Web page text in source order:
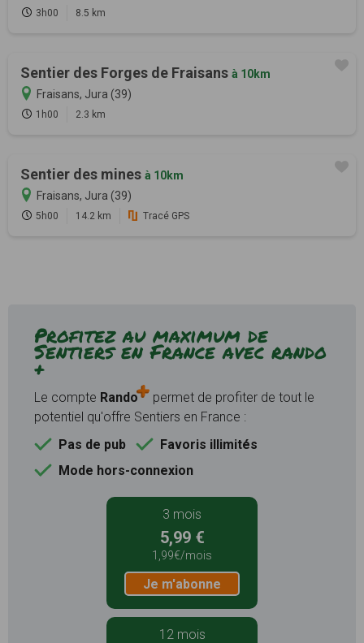
3h00 8.5 km
Sentier des Forges de Fraisans à 10km
Fraisans, Jura (39)
1h00 2.3 km
Sentier des mines à 10km
Fraisans, Jura (39)
5h00 14.2 km Tracé GPS
Profitez au maximum de
Sentiers en France avec rando
+
Le compte Rando
permet de profiter de tout le
potentiel qu'offre Sentiers en France :
Pas de pub
Favoris illimités
Mode hors-connexion
3 mois
5,99 €
1,99€/mois
Je m'abonne
12 mois